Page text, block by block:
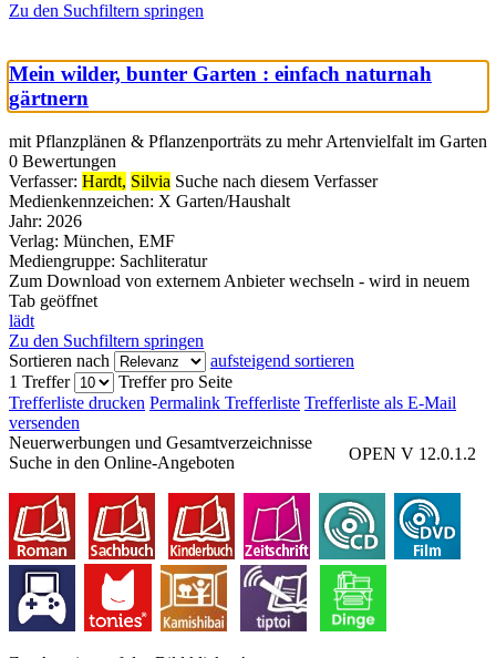
Zu den Suchfiltern springen
Mein wilder, bunter Garten : einfach naturnah
gärtnern
mit Pflanzplänen & Pflanzenporträts zu mehr Artenvielfalt im Garten
0 Bewertungen
Verfasser: Hardt, Silvia Suche nach diesem Verfasser
Medienkennzeichen: X Garten/Haushalt
Jahr: 2026
Verlag: München, EMF
Mediengruppe: Sachliteratur
Zum Download von externem Anbieter wechseln - wird in neuem
Tab geöffnet
lädt
Zu den Suchfiltern springen
Sortieren nach
aufsteigend sortieren
1 Treffer
Treffer pro Seite
Trefferliste drucken Permalink Trefferliste Trefferliste als E-Mail
versenden
OPEN V 12.0.1.2
Neuerwerbungen und Gesamtverzeichnisse
Suche in den Online-Angeboten